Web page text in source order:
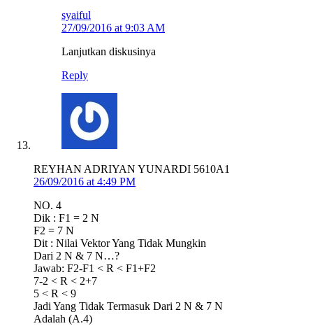
syaiful
27/09/2016 at 9:03 AM
Lanjutkan diskusinya
Reply
REYHAN ADRIYAN YUNARDI 5610A1
26/09/2016 at 4:49 PM
NO. 4
Dik : F1 = 2 N
F2 = 7 N
Dit : Nilai Vektor Yang Tidak Mungkin
Dari 2 N & 7 N…?
Jawab: F2-F1 < R < F1+F2
7-2 < R < 2+7
5 < R < 9
Jadi Yang Tidak Termasuk Dari 2 N & 7 N
Adalah (A.4)